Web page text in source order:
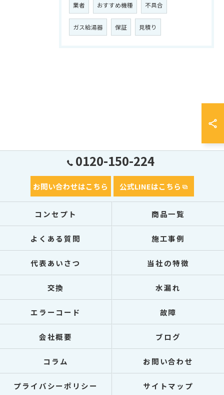
業者 おすすめ機種 不具合
ガス給湯器 保証 見積り
0120-150-224
お問い合わせはこちら 公式LINEはこちら
コンセプト 商品一覧
よくある質問 施工事例
代表あいさつ 当社の特徴
交換 水漏れ
エラーコード 故障
会社概要 ブログ
コラム お問い合わせ
プライバシーポリシー サイトマップ